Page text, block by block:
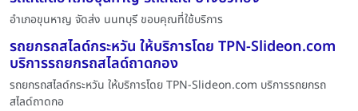
อำเภอขุนหาญ จัดส่ง นนทบุรี ขอบคุณที่ใช้บริการ
รถยกรถสไลด์กระหวัน ให้บริการโดย TPN-Slideon.com
บริการรถยกรถสไลด์ถาดกอง
รถยกรถสไลด์กระหวัน ให้บริการโดย TPN-Slideon.com บริการรถยกรถ
สไลด์ถาดกอ